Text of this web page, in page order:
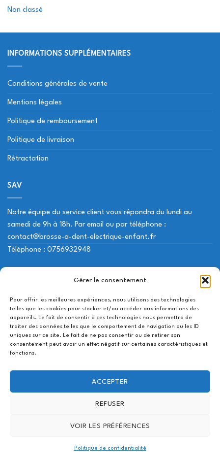
Gérer le consentement
Pour offrir les meilleures expériences, nous utilisons des technologies
telles que les cookies pour stocker et/ou accéder aux informations des
appareils. Le fait de consentir à ces technologies nous permettra de
traiter des données telles que le comportement de navigation ou les ID
uniques sur ce site. Le fait de ne pas consentir ou de retirer son
consentement peut avoir un effet négatif sur certaines caractéristiques et
fonctions.
ACCEPTER
REFUSER
VOIR LES PRÉFÉRENCES
Politique de confidentialité
Non classé
INFORMATIONS SUPPLÉMENTAIRES
Conditions générales de vente
Mentions légales
Politique de remboursement
Politique de livraison
Rétractation
SAV
Notre équipe du service client vous répondra du lundi au
samedi de 9h à 18h. Par email ou par téléphone :
contact@brosse-a-dent-electrique-enfant.fr
Téléphone : 0756932948
Contactez-nous
Suivi de livraison